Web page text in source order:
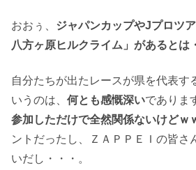
おおぅ、 ジャパンカップやJプロツ
八方ヶ原ヒルクライム」があるとは
自分たちが出たレースが県を代表す
いうのは、 何とも感慨深いでありま
参加しただけで全然関係ないけどｗ
ントだったし、ＺＡＰＰＥＩの皆さ
いだし・・・。